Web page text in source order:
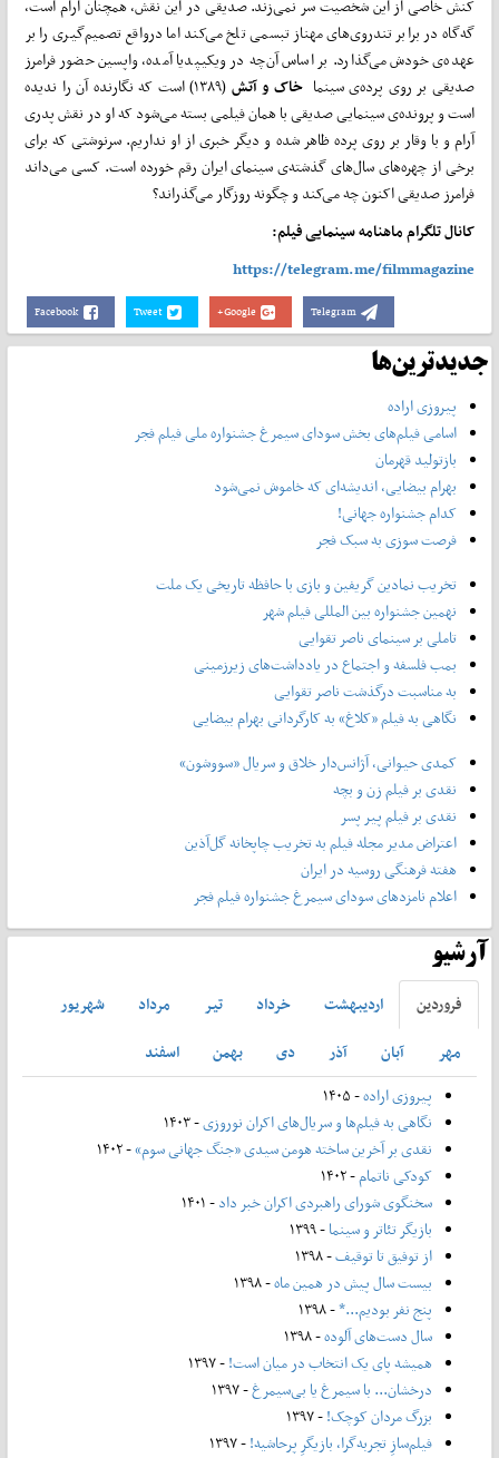
کنش خاصی از این شخصیت سر نمی‌­زند. صدیقی در این نقش، همچنان آرام است،
گه‌گاه در برابر تندروی­‌های مهناز تبسمی تلخ می­‌کند اما درواقع تصمیم­­‌گیری را بر
عهده‌ی خودش می‌­گذارد. بر اساس آن­‌چه در ویکی­پدیا آمده، واپسین حضور فرامرز
صدیقی بر روی پرده‌ی سینما خاک و آتش
(۱۳۸۹) است که نگارنده آن را ندیده
است و پرونده‌ی سینمایی صدیقی با همان فیلمی بسته می‌­شود که او در نقش پدری
آرام و با وقار بر روی پرده ظاهر شده و دیگر خبری از او نداریم. سرنوشتی که برای
برخی از چهره­‌های سال‌­های گذشته‌ی سینمای ایران رقم خورده است. کسی می­‌داند
فرامرز صدیقی اکنون چه می‌­کند و چگونه روزگار می‌­گذراند؟
کانال تلگرام ماهنامه سینمایی فیلم:
https://telegram.me/filmmagazine
Facebook Tweet Google+ Telegram
جدیدترین‌ها
پیروزی اراده
اسامی فیلم‌های بخش سودای سیمرغ جشنواره‌ ملی فیلم فجر
بازتولید قهرمان
بهرام بیضایی، اندیشه‌ای که خاموش نمی‌شود
کدام جشنواره جهانی!
فرصت سوزی به سبک فجر
تخریب نمادین گریفین و بازی با حافظه تاریخی یک ملت
نهمین جشنواره بین المللی فیلم شهر
تاملی بر سینمای ناصر تقوایی
بمب فلسفه و اجتماع در یادداشت‌های زیرزمینی
به مناسبت درگذشت ناصر تقوایی
نگاهی به فیلم «کلاغ» به کارگردانی بهرام بیضایی
کمدی حیوانی، آژانس‌دار خلاق و سریال «سووشون»
نقدی بر فیلم زن و بچه
نقدی بر فیلم پیر پسر
اعتراض مدیر مجله فیلم به تخریب چاپخانه گل‌آذین
هفته فرهنگی روسیه در ایران
اعلام نامزدهای سودای سیمرغ جشنواره فیلم فجر
آرشیو
فروردين ارديبهشت خرداد تير مرداد
شهريور
مهر
آبان آذر دی بهمن
اسفند
پیروزی اراده- ۱۴۰۵
نگاهی به فیلم‌ها و سریال‌های اکران نوروزی- ۱۴۰۳
نقدی بر آخرین ساخته هومن سیدی «جنگ جهانی سوم»- ۱۴۰۲
کودکی ناتمام- ۱۴۰۲
سخنگوی شورای راهبردی اکران خبر داد- ۱۴۰۱
بازیگر تئاتر و سینما- ۱۳۹۹
از توفیق تا توقیف- ۱۳۹۸
بیست سال پیش در همین ماه- ۱۳۹۸
پنج نفر بودیم...*- ۱۳۹۸
سال دست‌های آلوده- ۱۳۹۸
همیشه پای یک انتخاب در میان است!- ۱۳۹۷
درخشان... با سیمرغ یا بی‌سیمرغ- ۱۳۹۷
بزرگ مردان کوچک!- ۱۳۹۷
فیلم‌سازِ تجربه‌گرا، بازیگرِ پرحاشیه!- ۱۳۹۷